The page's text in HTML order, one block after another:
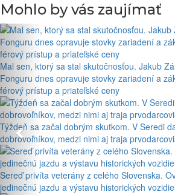
Mohlo by vás zaujímať
Mal sen, ktorý sa stal skutočnosťou. Jakub
Fonguru dnes opravuje stovky zariadení a
férový prístup a priateľské ceny
Týždeň sa začal dobrým skutkom. V Seredi
dobrovoľníkov, medzi nimi aj traja
Sereď privíta veterány z celého Slovenska.
jedinečnú jazdu a výstavu historických vozidiel